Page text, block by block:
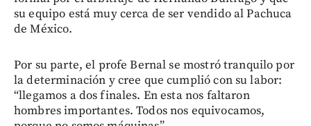
su equipo está muy cerca de ser vendido al Pachuca
de México.
Por su parte, el profe Bernal se mostró tranquilo por
la determinación y cree que cumplió con su labor:
“llegamos a dos finales. En esta nos faltaron
hombres importantes. Todos nos equivocamos,